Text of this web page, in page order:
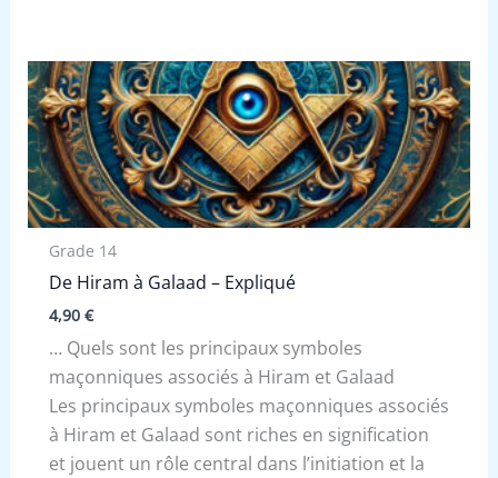
Grade 14
De Hiram à Galaad – Expliqué
4,90 €
… Quels sont les principaux symboles
maçonniques associés à Hiram et Galaad
Les principaux symboles maçonniques associés
à Hiram et Galaad sont riches en signification
et jouent un rôle central dans l’initiation et la